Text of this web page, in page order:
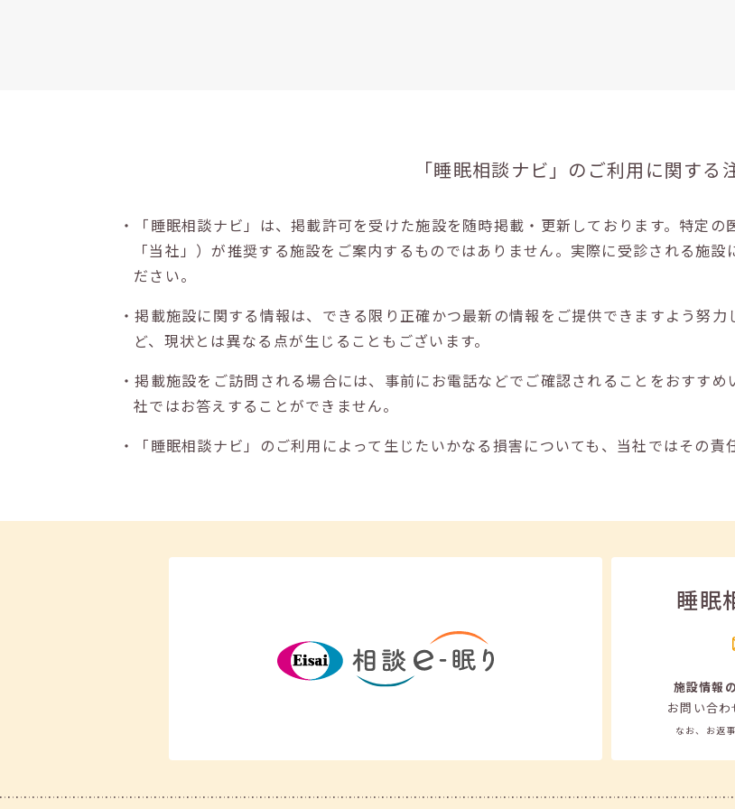
「睡眠相談ナビ」の ご利用に関する
・「睡眠相談ナビ」は、掲載許可を受けた施設を随時掲載・更新しております。特定
「当社」）が推奨する施設をご案内するものではありません。実際に受診される施
ださい。
・掲載施設に関する情報は、できる限り正確かつ最新の情報をご提供できますよう努
ど、現状とは異なる点が生じることもございます。
・掲載施設をご訪問される場合には、事前にお電話などでご確認されることをおすす
社ではお答えすることができません。
・「睡眠相談ナビ」のご利用によって生じたいかなる損害についても、当社ではその責
睡眠
施設情報
お問い合わ
なお、お返